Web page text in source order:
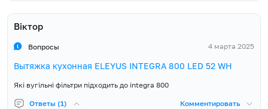
Віктор
Вопросы 4 марта 2025
Вытяжка кухонная ELEYUS INTEGRA 800 LED 52 WH
Які вугільні фільтри підходить до integra 800
Ответы (1) Комментировать